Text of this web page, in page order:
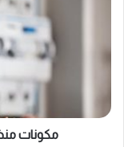
شرح
مكونات